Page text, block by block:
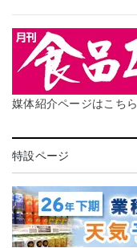
媒体紹介ページはこちら
特設ページ